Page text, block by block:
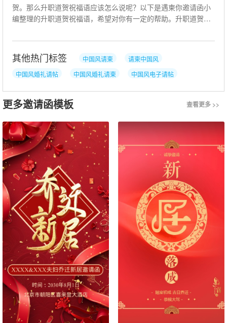
贺。那么升职道贺祝福语应该怎么说呢？以下是遇柬你邀请函小
编整理的升职道贺祝福语，希望对你有一定的帮助。升职道贺祝
其他热门标签 中国风请柬
请柬中国风
中国风婚礼请帖
中国风婚礼请柬
中国风电子请帖
中国风电子请柬
更多邀请函模板 查看更多 >>